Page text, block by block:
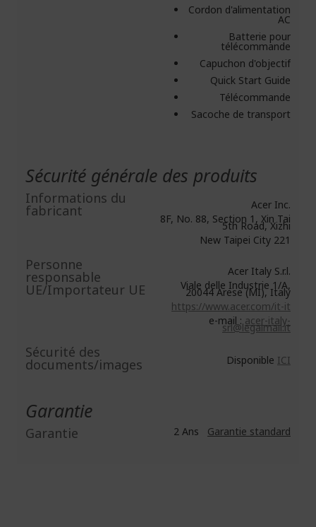
Cordon d'alimentation
AC
Batterie pour
télécommande
Capuchon d'objectif
Quick Start Guide
Télécommande
Sacoche de transport
Sécurité générale des produits
Informations du
fabricant
Acer Inc.
8F, No. 88, Section 1, Xin Tai
5th Road, Xizhi
New Taipei City 221
Personne
responsable
UE/Importateur UE
Acer Italy S.r.l.
Viale delle Industrie 1/A,
20044 Arese (MI), Italy
https://www.acer.com/it-it
e-mail :acer-italy-
srl@legalmail.it
Sécurité des
documents/images Disponible ICI
Garantie
Garantie 2 Ans Garantie standard